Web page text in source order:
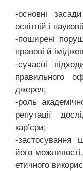
-основні
освітній і
-поширені
правові й
-сучасні
правильного
джерел;
-роль
репутації
кар’єри;
-застосування
його
етичного